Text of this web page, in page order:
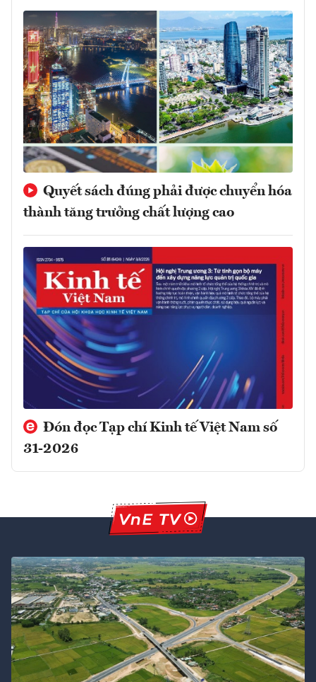
Quyết sách đúng phải được chuyển hóa
thành tăng trưởng chất lượng cao
Đón đọc Tạp chí Kinh tế Việt Nam số
31-2026